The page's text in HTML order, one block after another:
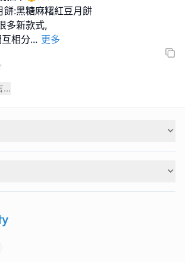
餅:黑糖麻糬紅豆月餅
多新款式,
相分... 更多
...